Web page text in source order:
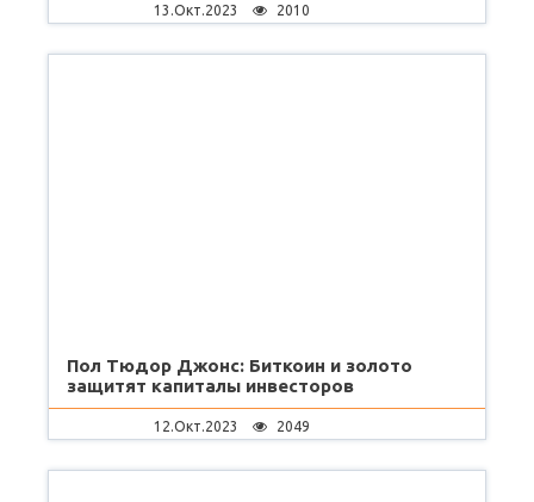
13.Окт.2023 2010
Пол Тюдор Джонс: Биткоин и золото
защитят капиталы инвесторов
12.Окт.2023 2049